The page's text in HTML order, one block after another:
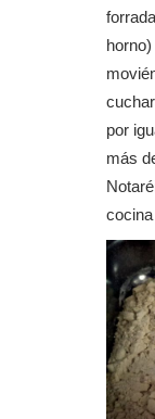
por
más
cocina